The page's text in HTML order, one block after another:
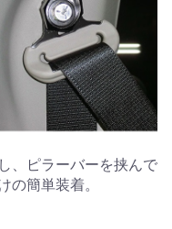
、ピラーバーを挟んで
の簡単装着。